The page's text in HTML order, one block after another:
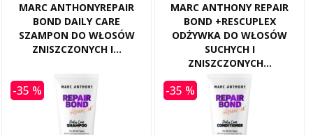
MARC ANTHONYREPAIR
BOND DAILY CARE
SZAMPON DO WŁOSÓW
ZNISZCZONYCH I...
-35 %
MARC ANTHONY REPAIR
BOND +RESCUPLEX
ODŻYWKA DO WŁOSÓW
SUCHYCH I
ZNISZCZONYCH...
-35 %